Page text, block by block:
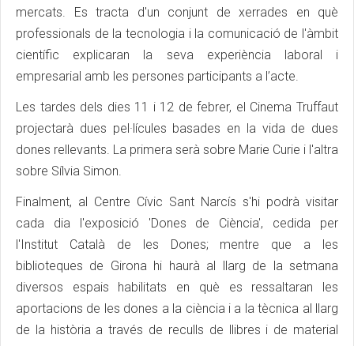
mercats. Es tracta d'un conjunt de xerrades en què
professionals de la tecnologia i la comunicació de l'àmbit
científic explicaran la seva experiència laboral i
empresarial amb les persones participants a l’acte.
Les tardes dels dies 11 i 12 de febrer, el Cinema Truffaut
projectarà dues pel·lícules basades en la vida de dues
dones rellevants. La primera serà sobre Marie Curie i l'altra
sobre Sílvia Simon.
Finalment, al Centre Cívic Sant Narcís s'hi podrà visitar
cada dia l'exposició 'Dones de Ciència', cedida per
l'Institut Català de les Dones; mentre que a les
biblioteques de Girona hi haurà al llarg de la setmana
diversos espais habilitats en què es ressaltaran les
aportacions de les dones a la ciència i a la tècnica al llarg
de la història a través de reculls de llibres i de material